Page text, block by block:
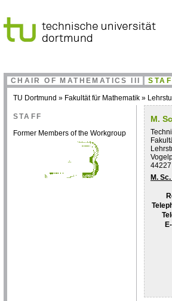
CHAIR OF MATHEMATICS III
TU Dortmund » Fakultät für Mathematik »
STAFF
Former Members of the Workgroup
M.
M.